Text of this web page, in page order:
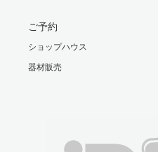
ご予約
ショップハウス
器材販売